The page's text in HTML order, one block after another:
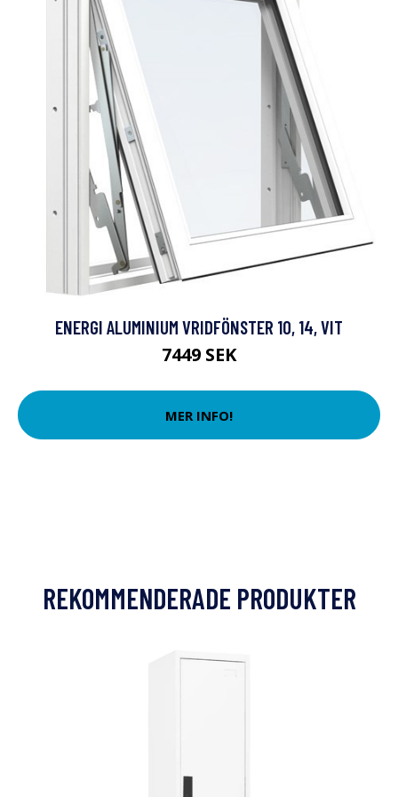
ENERGI ALUMINIUM VRIDFÖNSTER 10, 14, VIT
7449 SEK
MER INFO!
REKOMMENDERADE PRODUKTER